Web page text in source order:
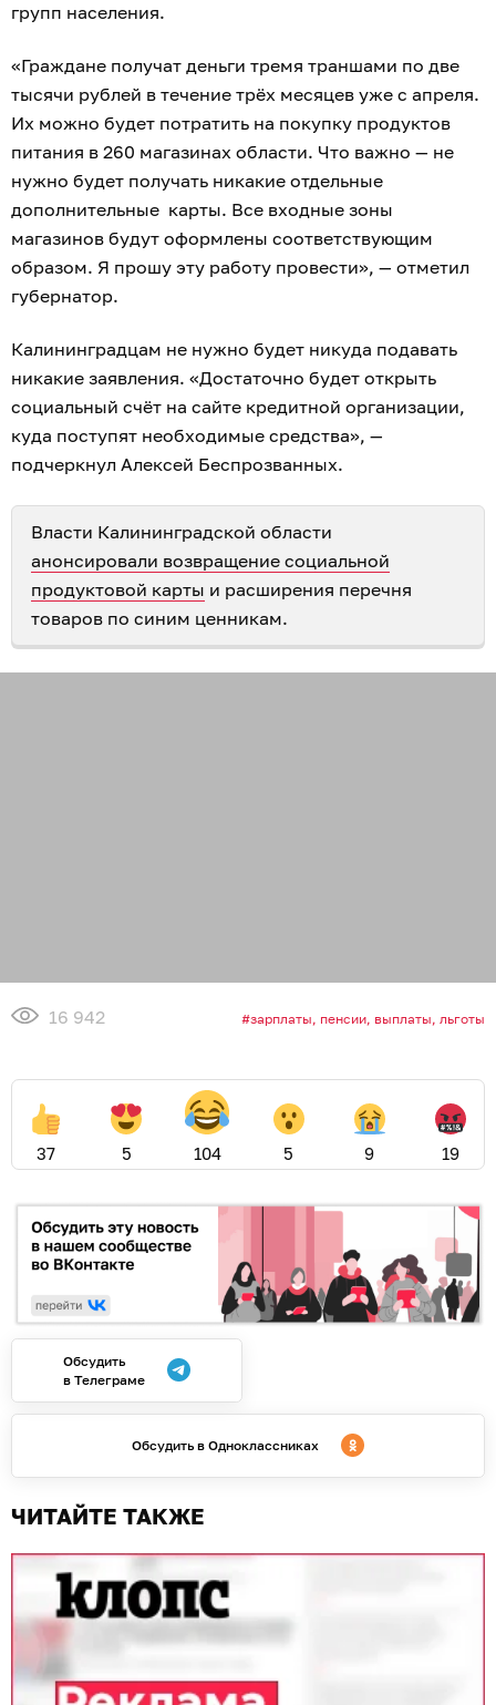
групп населения.
«Граждане получат деньги тремя траншами по две
тысячи рублей в течение трёх месяцев уже с апреля.
Их можно будет потратить на покупку продуктов
питания в 260 магазинах области. Что важно — не
нужно будет получать никакие отдельные
дополнительные карты. Все входные зоны
магазинов будут оформлены соответствующим
образом. Я прошу эту работу провести», — отметил
губернатор.
Калининградцам не нужно будет никуда подавать
никакие заявления. «Достаточно будет открыть
социальный счёт на сайте кредитной организации,
куда поступят необходимые средства», —
подчеркнул Алексей Беспрозванных.
Власти Калининградской области
анонсировали возвращение социальной
продуктовой карты и расширения перечня
товаров по синим ценникам.
16 942 зарплаты, пенсии, выплаты, льготы
37 5 104 5 9 19
Обсудить
в Телеграме
Обсудить в Одноклассниках
ЧИТАЙТЕ ТАКЖЕ